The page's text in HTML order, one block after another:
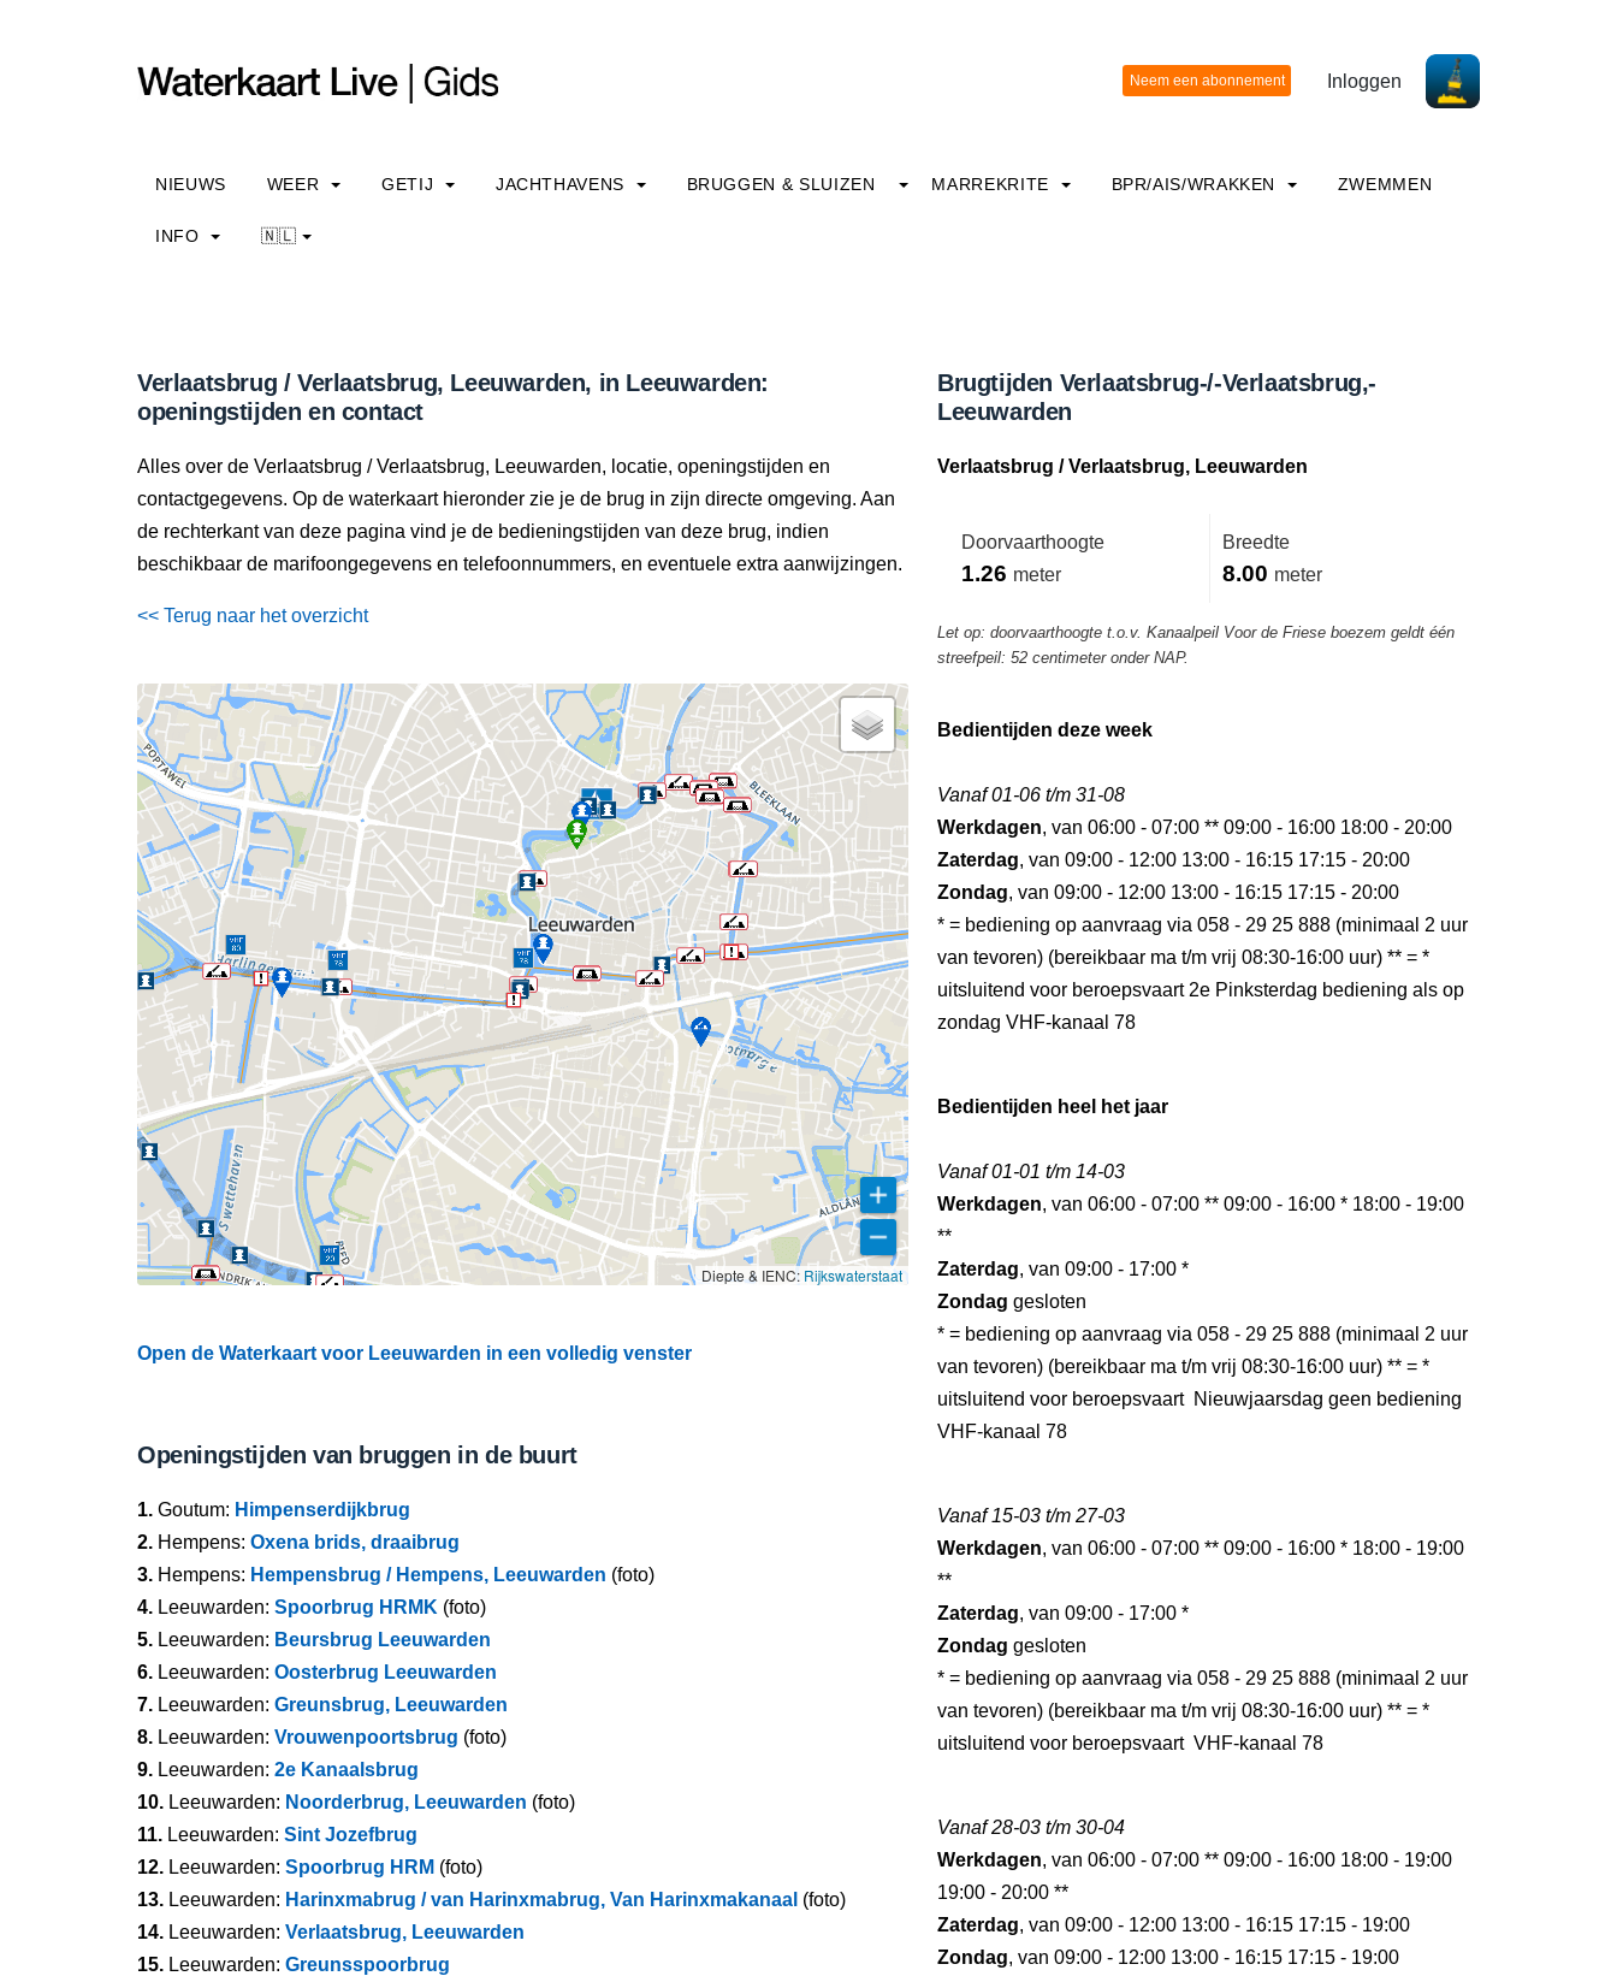
Inloggen
NIEUWS WEER GETIJ JACHTHAVENS BRUGGEN & SLUIZEN MARREKRITE BPR/AIS/WRAKKEN ZWEMMEN
INFO 🇳🇱
Verlaatsbrug / Verlaatsbrug, Leeuwarden, in Leeuwarden:
openingstijden en contact
Alles over de Verlaatsbrug / Verlaatsbrug, Leeuwarden, locatie, openingstijden en
contactgegevens. Op de waterkaart hieronder zie je de brug in zijn directe omgeving. Aan
de rechterkant van deze pagina vind je de bedieningstijden van deze brug, indien
beschikbaar de marifoongegevens en telefoonnummers, en eventuele extra aanwijzingen.
<< Terug naar het overzicht
Diepte & IENC: Rijkswaterstaat
Open de Waterkaart voor Leeuwarden in een volledig venster
Openingstijden van bruggen in de buurt
1. Goutum: Himpenserdijkbrug
2. Hempens: Oxena brids, draaibrug
3. Hempens: Hempensbrug / Hempens, Leeuwarden (foto)
4. Leeuwarden: Spoorbrug HRMK (foto)
5. Leeuwarden: Beursbrug Leeuwarden
6. Leeuwarden: Oosterbrug Leeuwarden
7. Leeuwarden: Greunsbrug, Leeuwarden
8. Leeuwarden: Vrouwenpoortsbrug (foto)
9. Leeuwarden: 2e Kanaalsbrug
10. Leeuwarden: Noorderbrug, Leeuwarden (foto)
11. Leeuwarden: Sint Jozefbrug
12. Leeuwarden: Spoorbrug HRM (foto)
13. Leeuwarden: Harinxmabrug / van Harinxmabrug, Van Harinxmakanaal (foto)
14. Leeuwarden: Verlaatsbrug, Leeuwarden
15. Leeuwarden: Greunsspoorbrug
Brugtijden Verlaatsbrug-/-Verlaatsbrug,-
Leeuwarden
Verlaatsbrug / Verlaatsbrug, Leeuwarden
Doorvaarthoogte
1.26 meter
Breedte
8.00 meter
Let op: doorvaarthoogte t.o.v. Kanaalpeil Voor de Friese boezem geldt één
streefpeil: 52 centimeter onder NAP.
Bedientijden deze week
Vanaf 01-06 t/m 31-08
Werkdagen, van 06:00 - 07:00 ** 09:00 - 16:00 18:00 - 20:00
Zaterdag, van 09:00 - 12:00 13:00 - 16:15 17:15 - 20:00
Zondag, van 09:00 - 12:00 13:00 - 16:15 17:15 - 20:00
* = bediening op aanvraag via 058 - 29 25 888 (minimaal 2 uur
van tevoren) (bereikbaar ma t/m vrij 08:30-16:00 uur) ** = *
uitsluitend voor beroepsvaart 2e Pinksterdag bediening als op
zondag VHF-kanaal 78
Bedientijden heel het jaar
Vanaf 01-01 t/m 14-03
Werkdagen, van 06:00 - 07:00 ** 09:00 - 16:00 * 18:00 - 19:00
**
Zaterdag, van 09:00 - 17:00 *
Zondag gesloten
* = bediening op aanvraag via 058 - 29 25 888 (minimaal 2 uur
van tevoren) (bereikbaar ma t/m vrij 08:30-16:00 uur) ** = *
uitsluitend voor beroepsvaart Nieuwjaarsdag geen bediening
VHF-kanaal 78
Vanaf 15-03 t/m 27-03
Werkdagen, van 06:00 - 07:00 ** 09:00 - 16:00 * 18:00 - 19:00
**
Zaterdag, van 09:00 - 17:00 *
Zondag gesloten
* = bediening op aanvraag via 058 - 29 25 888 (minimaal 2 uur
van tevoren) (bereikbaar ma t/m vrij 08:30-16:00 uur) ** = *
uitsluitend voor beroepsvaart VHF-kanaal 78
Vanaf 28-03 t/m 30-04
Werkdagen, van 06:00 - 07:00 ** 09:00 - 16:00 18:00 - 19:00
19:00 - 20:00 **
Zaterdag, van 09:00 - 12:00 13:00 - 16:15 17:15 - 19:00
Zondag, van 09:00 - 12:00 13:00 - 16:15 17:15 - 19:00